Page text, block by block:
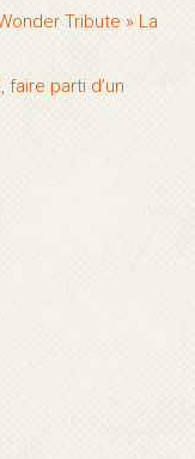
Tribute » La
faire parti d’un